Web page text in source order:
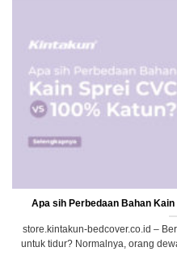
Apa sih Perbedaan Bahan
store.kintakun-bedcover.co.id –
untuk tidur? Normalnya, orang